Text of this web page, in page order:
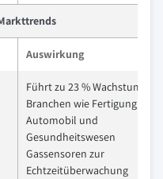
Auswirkung
Führt zu 23 % Wachstum, da
Branchen wie Fertigung,
Automobil und
Gesundheitswesen
Gassensoren zur
Echtzeitüberwachung